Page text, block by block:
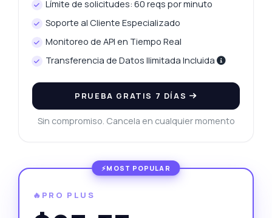
Límite de solicitudes: 60 reqs por minuto
Soporte al Cliente Especializado
Monitoreo de API en Tiempo Real
Transferencia de Datos Ilimitada Incluida
PRUEBA GRATIS 7 DÍAS
Sin compromiso. Cancela en cualquier momento
🔥PRO PLUS